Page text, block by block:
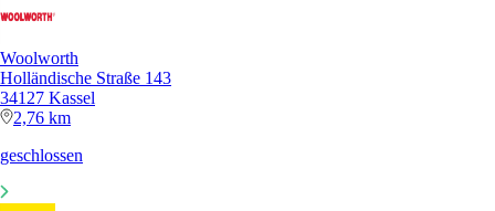
Woolworth
Holländische Straße 143
34127 Kassel
2,76 km
geschlossen